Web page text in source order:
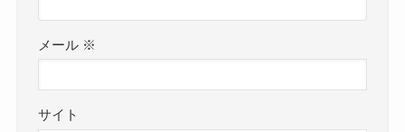
メール ※
サイト